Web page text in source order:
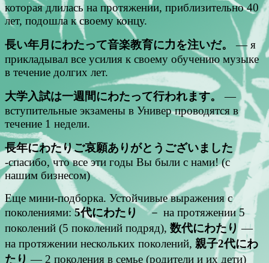
которая длилась на протяжении, приблизительно 40
лет, подошла к своему концу.
長い年月にわたって音楽教育に力を注いだ。
— я
прикладывал все усилия к своему обучению музыке
в течение долгих лет.
大学入試は一週間にわたって行われます。
—
вступительные экзамены в Универ проводятся в
течение 1 недели.
長年にわたりご哀願ありがとうございました
-спасибо, что все эти годы Вы были с нами! (с
нашим бизнесом)
Еще мини-подборка. Устойчивые выражения с
поколениями:5代にわたり － на протяжении 5
поколений (5 поколений подряд), 数代にわたり—
на протяжении нескольких поколений, 親子2代にわ
たり — 2 поколения в семье (родители и их дети)